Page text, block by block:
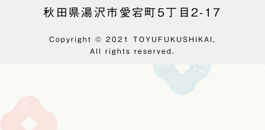
秋田県湯沢市愛宕町5丁目2-17
Copyright © 2021 TOYUFUKUSHIKAI,
All rights reserved.